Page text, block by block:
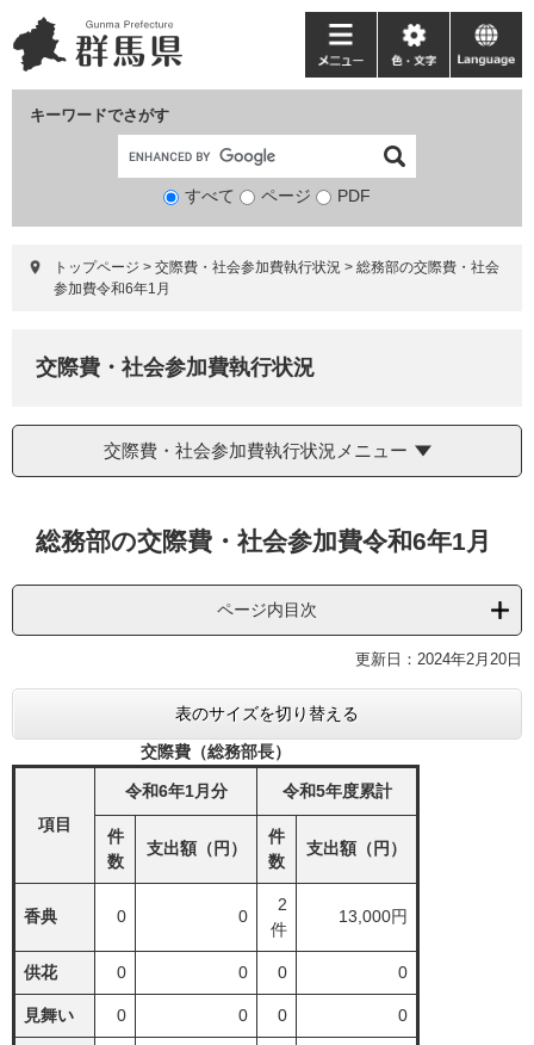
ー
ジ
ニ
ュ
て
キーワードでさがす
検
象
すべて ページ PDF
メ
ニ
ー
色・
文
language
トップページ > 交際費・社会参加費執行状況 > 総務部の交際費・社会
参加費令和6年1月
交際費・社会参加費執行状況
交際費・社会参加費執行状況メニュー
総務部の交際費・社会参加費令和6年1月
ページ内目次
更新日：2024年2月20日
表のサイズを切り替える
交際費（総務部長）
項目
令和6年1月分 令和5年度累計
件
数
支出額（円）
件
数
支出額（円）
香典 0 0
2
件
13,000円
供花 0 0 0 0
見舞い 0 0 0 0